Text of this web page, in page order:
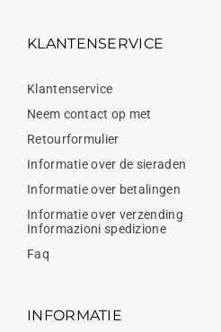
KLANTENSERVICE
Klantenservice
Neem contact op met
Retourformulier
Informatie over de sieraden
Informatie over betalingen
Informatie over verzending
Informazioni spedizione
Faq
INFORMATIE